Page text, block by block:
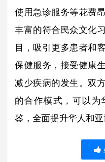
使用急诊服务等花费
丰富的符合民众文化
目，吸引更多患者和
保健服务，接受健康
减少疾病的发生。双
的合作模式，可以为
鉴，全面提升华人和亚